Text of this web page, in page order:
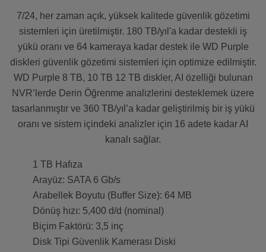
7/24, her zaman açık, yüksek kalitede güvenlik gözetimi
sistemleri için üretilmiştir. 180 TB/yıl'a kadar destekli iş
yükü oranı ve 64 kameraya kadar destek ile WD Purple
diskleri güvenlik gözetimi sistemleri için optimize edilmiştir.
WD Purple 8 TB, 10 TB 12 TB diskler, AI özelliği bulunan
NVR’lerde Derin Öğrenme analizlerini desteklemek üzere
tasarlanmıştır ve 360 TB/yıl’a kadar geliştirilmiş bir iş yükü
oranı ve sistem içindeki analizler için 16 adete kadar AI
kanalı sağlar.
1 TB Hafıza
Arayüz: SATA 6 Gb/s
Arabellek Boyutu (Buffer Size): 64 MB
Dönüş hızı: 5,400 d/d (nominal)
Biçim Faktörü: 3,5 inç
Disk Tipi Güvenlik Kamerası Diski